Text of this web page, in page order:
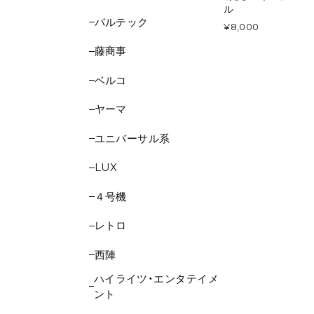
バルテック
藤商事
ベルコ
ヤーマ
ユニバーサル系
LUX
４号機
レトロ
西陣
ハイライツ・エンタテイメ
ント
ル
¥8,000